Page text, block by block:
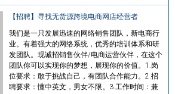
【招聘】寻找无货源跨境电商网店经营者
我们是一只发展迅速的网络销售团队，新电商行
业。有着强大的网络系统，优秀的培训体系和研
发团队。现诚招销售伙伴/电商运营伙伴，在这个
团队你可以实现你的梦想，展现你的价值。1.岗
位要求：敢于挑战自己，有团队合作能力。2.招
聘要求：懂中英文，男女不限。3.工作时间：兼